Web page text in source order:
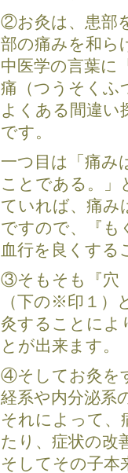
②お灸は、患部
部の痛みを和ら
中医学の言葉に
痛（つうそくふ
よくある間違い
です。
一つ目は「痛み
ことである。」
ていれば、痛み
ですので、『も
血行を良くする
③そもそも『穴
（下の※印１）
灸することによ
とが出来ます。
④そしてお灸を
経系や内分泌系
それによって、
たり、症状の改
そしてその子本